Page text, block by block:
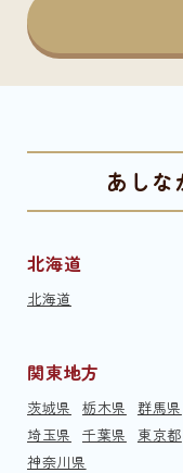
あしな
北海道
北海道
関東地方
茨城県 栃木県
群馬県
埼玉県
千葉県
東京都
神奈川県